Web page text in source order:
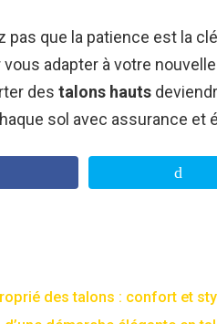
pas que la patience est la
adapter à votre
des talons hauts
sol avec assurance et
des talons : confort et